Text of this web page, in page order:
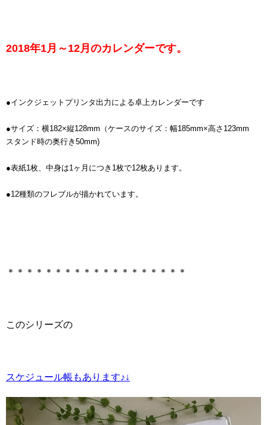
2018年1月～12月のカレンダーです。
●インクジェットプリンタ出力による卓上カレンダーです
●サイズ：横182×縦128mm（ケースのサイズ：幅185mm×高さ123mm
スタンド時の奥行き50mm)
●表紙1枚、中身は1ヶ月につき1枚で12枚あります。
●12種類のフレブルが描かれています。
＊＊＊＊＊＊＊＊＊＊＊＊＊＊＊＊＊＊＊
このシリーズの
スケジュール帳もあります♪↓